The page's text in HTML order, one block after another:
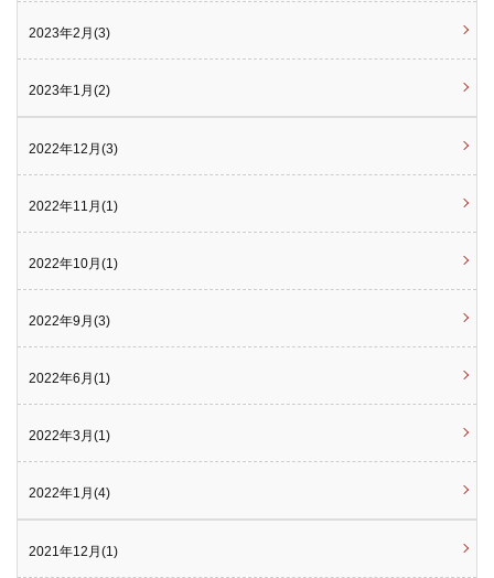
2023年2月(3)
2023年1月(2)
2022年12月(3)
2022年11月(1)
2022年10月(1)
2022年9月(3)
2022年6月(1)
2022年3月(1)
2022年1月(4)
2021年12月(1)